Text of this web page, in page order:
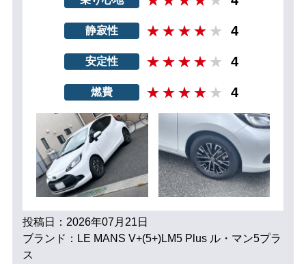
静寂性 4
安定性 4
燃費 4
投稿日：2026年07月21日
ブランド：LE MANS V+(5+)LM5 Plus ル・マン5プラ
ス